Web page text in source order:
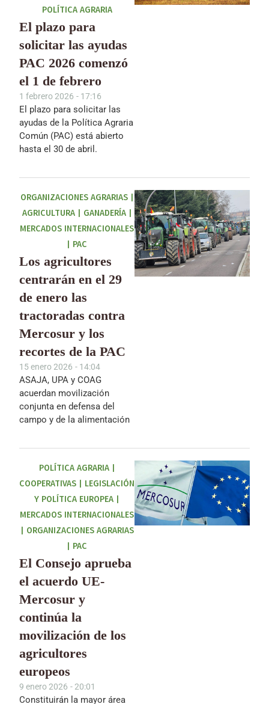
POLÍTICA AGRARIA
El plazo para
solicitar las ayudas
PAC 2026 comenzó
el 1 de febrero
1 febrero 2026 - 17:16
El plazo para solicitar las
ayudas de la Política Agraria
Común (PAC) está abierto
hasta el 30 de abril.
ORGANIZACIONES AGRARIAS|
AGRICULTURA| GANADERÍA|
MERCADOS INTERNACIONALES
PAC
Los agricultores
centrarán en el 29
de enero las
tractoradas contra
Mercosur y los
recortes de la PAC
15 enero 2026 - 14:04
ASAJA, UPA y COAG
acuerdan movilización
conjunta en defensa del
campo y de la alimentación
POLÍTICA AGRARIA|
COOPERATIVAS
LEGISLACIÓN
Y POLÍTICA EUROPEA
MERCADOS INTERNACIONALES
ORGANIZACIONES AGRARIAS
PAC
El Consejo aprueba
el acuerdo UE-
Mercosur y
continúa la
movilización de los
agricultores
europeos
9 enero 2026 -20:01
Constituirán la mayor área